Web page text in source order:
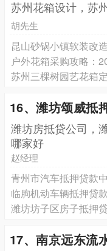
苏州花箱设计，苏
胡先生
苏州三棵树园艺花箱
16、潍坊颂威抵
潍坊房抵贷公司，
哪家好
赵经理
临朐机动车辆抵押贷
潍坊坊子区房子抵押
17、南京远东流